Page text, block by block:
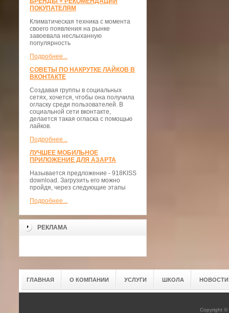
ПОКУПАТЕЛЯМ
Климатическая техника с момента
своего появления на рынке
завоевала неслыханную
популярность
Подробнее...
СОВЕТЫ ПО НАКРУТКЕ ЛАЙКОВ В
ВКОНТАКТЕ
Создавая группы в социальных
сетях, хочется, чтобы она получила
огласку среди пользователей. В
социальной сети вконтакте,
делается такая огласка с помощью
лайков.
Подробнее...
ЛУЧШЕЕ МОБИЛЬНОЕ
ПРИЛОЖЕНИЕ ДЛЯ АЗАРТА
Называется предложение - 918KISS
download. Загрузить его можно
пройдя, через следующие этапы
Подробнее...
РЕКЛАМА
ГЛАВНАЯ О КОМПАНИИ УСЛУГИ ШКОЛА НОВОСТИ
Copyright